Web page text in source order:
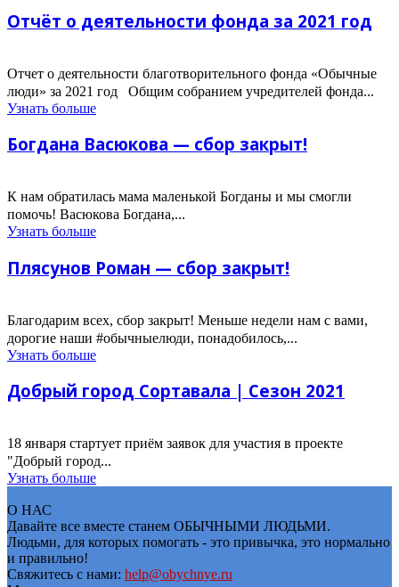
Отчёт о деятельности фонда за 2021 год
Отчет о деятельности благотворительного фонда «Обычные
люди» за 2021 год Общим собранием учредителей фонда...
Узнать больше
Богдана Васюкова — сбор закрыт!
К нам обратилась мама маленькой Богданы и мы смогли
помочь! Васюкова Богдана,...
Узнать больше
Плясунов Роман — сбор закрыт!
Благодарим всех, сбор закрыт! Меньше недели нам с вами,
дорогие наши #обычныелюди, понадобилось,...
Узнать больше
Добрый город Сортавала | Сезон 2021
18 января стартует приём заявок для участия в проекте
"Добрый город...
Узнать больше
О НАС
Давайте все вместе станем ОБЫЧНЫМИ ЛЮДЬМИ.
Людьми, для которых помогать - это привычка, это нормально
и правильно!
Свяжитесь с нами: help@obychnye.ru